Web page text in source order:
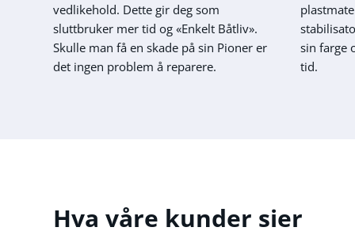
vedlikehold. Dette gir deg som
sluttbruker mer tid og «Enkelt Båtliv».
Skulle man få en skade på sin Pioner er
det ingen problem å reparere.
sin farge
tid.
Hva våre kunder sier